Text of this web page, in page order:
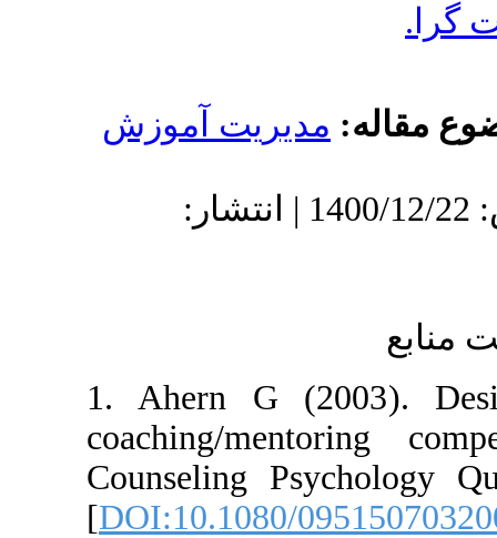
آموزش
دریافت: 1400/5/17 | پذیرش: 1400/12/22 | انتشار:
1. Ahern G
coaching/
Counseling
[DOI:10.1080/